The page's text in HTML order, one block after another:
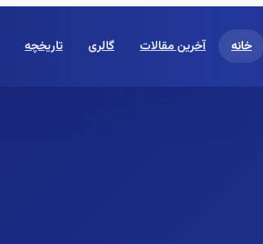
خانه آخرین مقالات گالری تاریخچه